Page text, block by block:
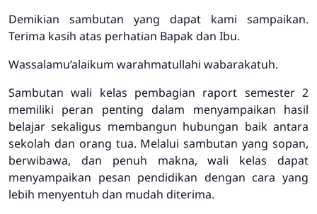
Demikian sambutan yang dapat kami sampaikan.
Terima kasih atas perhatian Bapak dan Ibu.
Wassalamu’alaikum warahmatullahi wabarakatuh.
Sambutan wali kelas pembagian raport semester 2
memiliki peran penting dalam menyampaikan hasil
belajar sekaligus membangun hubungan baik antara
sekolah dan orang tua. Melalui sambutan yang sopan,
berwibawa, dan penuh makna, wali kelas dapat
menyampaikan pesan pendidikan dengan cara yang
lebih menyentuh dan mudah diterima.